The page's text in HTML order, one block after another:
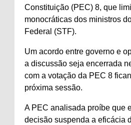
Constituição (PEC) 8, que
monocráticas dos ministros
Federal (STF).
Um acordo entre governo e
a discussão seja encerrada
com a votação da PEC 8
próxima sessão.
A PEC analisada proíbe que
decisão suspenda a eficácia